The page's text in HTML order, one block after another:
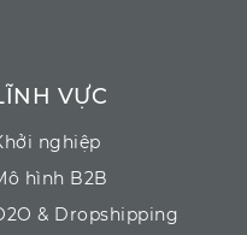
VỰC
nghiệp
hình B2B
& Dropshipping